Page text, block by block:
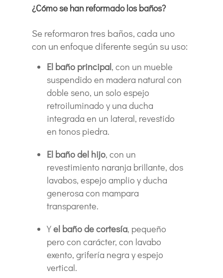
¿Cómo se han reformado los baños?
Se reformaron tres baños, cada uno
con un enfoque diferente según su uso:
El baño principal, con un mueble
suspendido en madera natural con
doble seno, un solo espejo
retroiluminado y una ducha
integrada en un lateral, revestido
en tonos piedra.
El baño del hijo, con un
revestimiento naranja brillante, dos
lavabos, espejo amplio y ducha
generosa con mampara
transparente.
Yel baño de cortesía, pequeño
pero con carácter, con lavabo
exento, grifería negra y espejo
vertical.